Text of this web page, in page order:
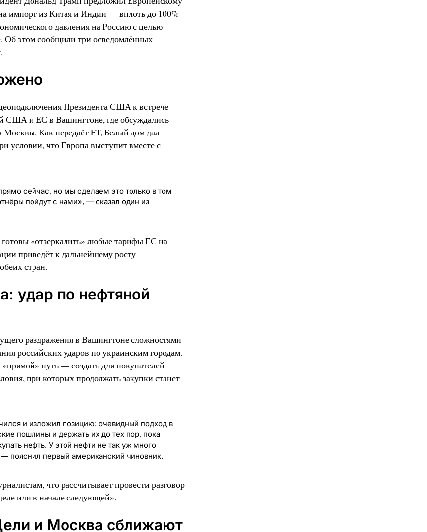
импорт из Китая и Индии — вплоть до 100%
давления на Россию с целью
Об этом сообщили три осведомлённых
Президента США к встрече
США и ЕС в Вашингтоне, где обсуждались
Как передаёт FT, Белый дом дал
условии, что Европа выступит вместе с
сейчас, но мы сделаем это только в том
пойдут с нами», — сказал один из
«отзеркалить» любые тарифы ЕС на
приведёт к дальнейшему росту
стран.
удар по нефтяной
раздражения в Вашингтоне сложностями
российских ударов по украинским городам.
путь — создать для покупателей
при которых продолжать закупки станет
и изложил позицию: очевидный подход в
пошлины и держать их до тех пор, пока
нефть. У этой нефти не так уж много
пояснил первый американский чиновник.
что рассчитывает провести разговор
или в начале следующей».
и Москва сближают